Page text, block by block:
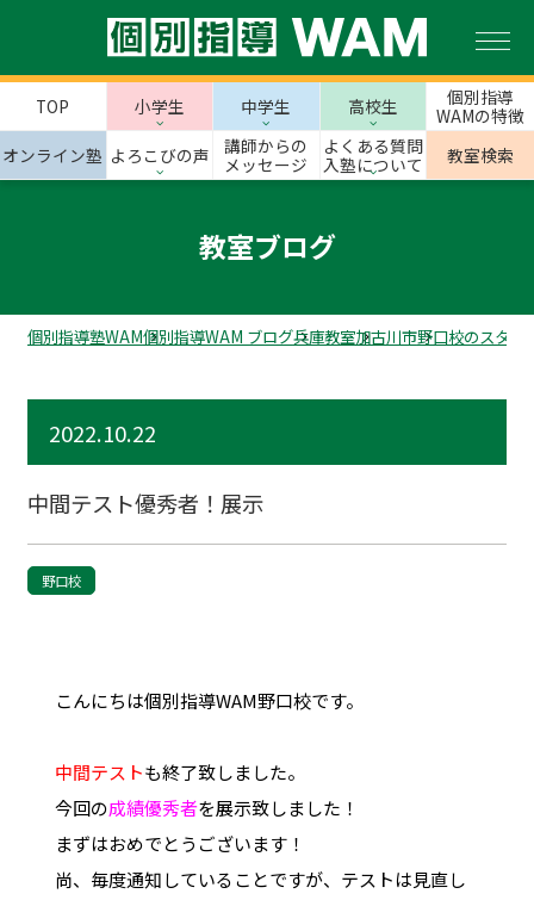
TOP 小学生 中学生 高校生
個別指導
WAMの特徴
オンライン塾 よろこびの声
講師からの
メッセージ
よくある質問
入塾について
教室検索
教室ブログ
個別指導塾WAM個別指導WAM ブログ兵庫教室加古川市野口校のスタッ
2022.10.22
中間テスト優秀者！展示
野口校
こんにちは個別指導WAM野口校です。
中間テストも終了致しました。
今回の成績優秀者を展示致しました！
まずはおめでとうございます！
尚、毎度通知していることですが、テストは見直し